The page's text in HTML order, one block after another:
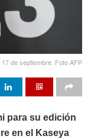
de septiembre. Foto AFP
para su edición
en el Kaseya